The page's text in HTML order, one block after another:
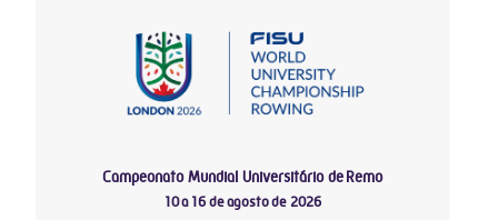
Campeonato Mundial Universitário de Remo
10 a 16 de agosto de 2026